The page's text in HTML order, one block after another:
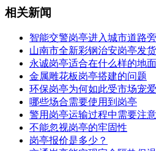
相关新闻
智能交警岗亭进入城市道路旁
山南市全新彩钢治安岗亭发货
永诚岗亭适合在什么样的地
金属雕花板岗亭搭建的问题
环保岗亭为何如此受市场宠爱
哪些场合需要使用到岗亭
警用岗亭运输过程中需要注
不能忽视岗亭的牢固性
岗亭报价是多少？